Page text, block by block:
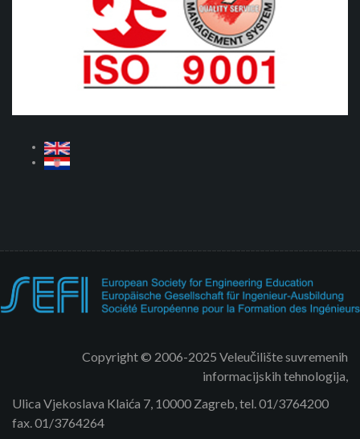
Copyright © 2006-2025 Veleučilište suvremenih
informacijskih tehnologija,
Ulica Vjekoslava Klaića 7, 10000 Zagreb, tel. 01/3764200
fax. 01/3764264